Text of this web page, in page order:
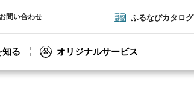
問い合わせ ふるなびカタログ
る オリジナルサービス